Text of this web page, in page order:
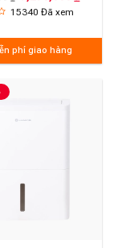
15340Đã xem
phí giao hàng